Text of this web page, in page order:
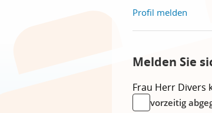
Profil melden
Melden Sie
Frau Herr Divers
vorzeitig